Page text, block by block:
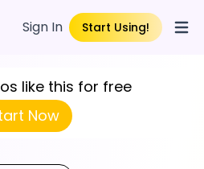
Sign In Start Using!
like this for free
Now